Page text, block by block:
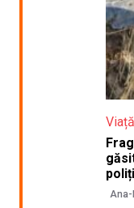
Viață
Ana-